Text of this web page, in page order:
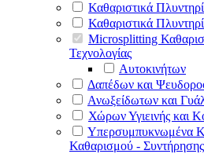
Καθαριστικά
Καθαριστικά
Microsplitting
Τεχνολογίας
Αυτοκινήτων
Δαπέδων και
Ανωξείδωτων και
Χώρων Υγιεινής και
Υπερσυμπυκνωμένα
Καθαρισμού - Συντήρησης